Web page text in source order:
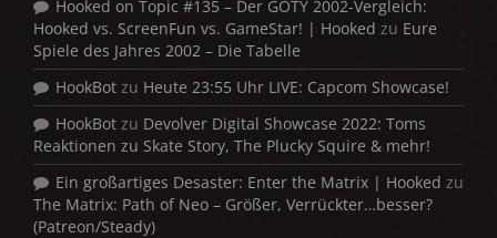
Hooked on Topic #135 – Der GOTY 2002-Vergleich:
Hooked vs. ScreenFun vs. GameStar! | Hooked zu Eure
Spiele des Jahres 2002 – Die Tabelle
HookBot zu Heute 23:55 Uhr LIVE: Capcom Showcase!
HookBot zu Devolver Digital Showcase 2022: Toms
Reaktionen zu Skate Story, The Plucky Squire & mehr!
Ein großartiges Desaster: Enter the Matrix | Hooked zu
The Matrix: Path of Neo – Größer, Verrückter…besser?
(Patreon/Steady)